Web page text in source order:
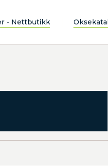
- Nettbutikk